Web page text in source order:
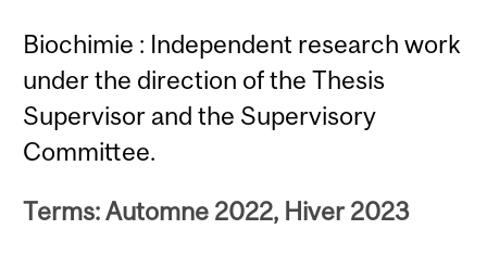
Biochimie : Independent research work
under the direction of the Thesis
Supervisor and the Supervisory
Committee.
Terms: Automne 2022, Hiver 2023